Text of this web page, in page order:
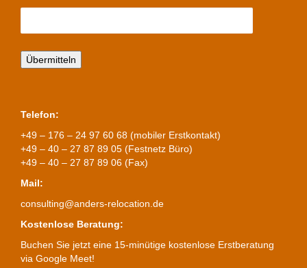
Telefon:
+49 – 176 – 24 97 60 68 (mobiler Erstkontakt)
+49 – 40 – 27 87 89 05 (Festnetz Büro)
+49 – 40 – 27 87 89 06 (Fax)
Mail:
consulting@anders-relocation.de
Kostenlose Beratung:
Buchen Sie jetzt eine 15-minütige kostenlose Erstberatung
via Google Meet!